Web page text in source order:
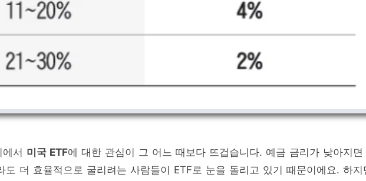
서 미국 ETF에 대한 관심이 그 어느 때보다 뜨겁습니다. 예금 금리가 낮아지면
도 더 효율적으로 굴리려는 사람들이 ETF로 눈을 돌리고 있기 때문이에요. 하지